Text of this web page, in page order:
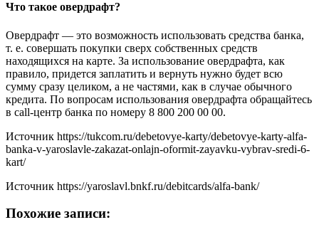
Что такое овердрафт?
Овердрафт — это возможность использовать средства банка,
т. е. совершать покупки сверх собственных средств
находящихся на карте. За использование овердрафта, как
правило, придется заплатить и вернуть нужно будет всю
сумму сразу целиком, а не частями, как в случае обычного
кредита. По вопросам использования овердрафта обращайтесь
в call-центр банка по номеру 8 800 200 00 00.
Источник https://tukcom.ru/debetovye-karty/debetovye-karty-alfa-
banka-v-yaroslavle-zakazat-onlajn-oformit-zayavku-vybrav-sredi-6-
kart/
Источник https://yaroslavl.bnkf.ru/debitcards/alfa-bank/
Похожие записи: